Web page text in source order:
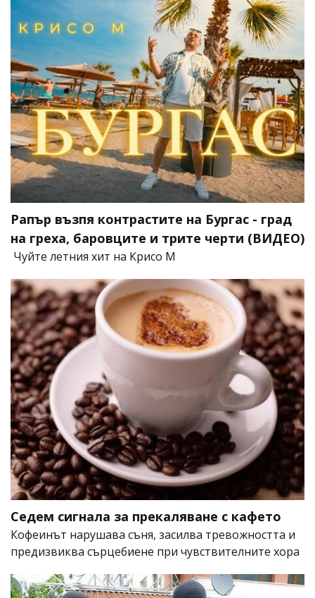
Рапър възпя контрастите на Бургас - град
на греха, баровците и трите черти (ВИДЕО)
Чуйте летния хит на Крисо М
Седем сигнала за прекаляване с кафето
Кофеинът нарушава съня, засилва тревожността и
предизвиква сърцебиене при чувствителните хора